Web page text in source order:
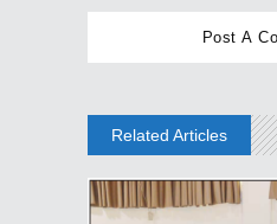
Related Articles